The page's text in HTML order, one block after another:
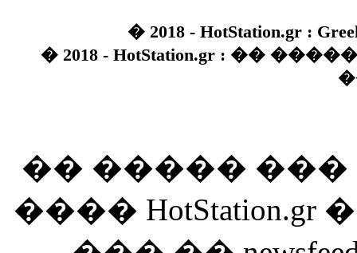
� 2018 - HotStation.gr :
� 2018 - HotStation.gr : ��
�� �����
����